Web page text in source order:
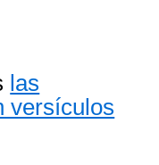
las
versículos